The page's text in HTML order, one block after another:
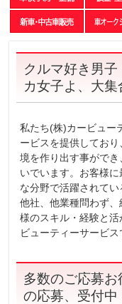
クルマ好き男
カ女子よ、大集
私たち(株)カービュー
ービスを提供してお
境を作り出す事がで
いでいます。お客様
な分野で活躍されて
他社、他業種問わず
様のスキル・経験と
ビューティーサービ
多数のご応募
の応募、受付中